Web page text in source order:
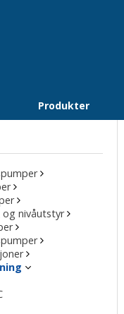
Produkter
nivåutstyr